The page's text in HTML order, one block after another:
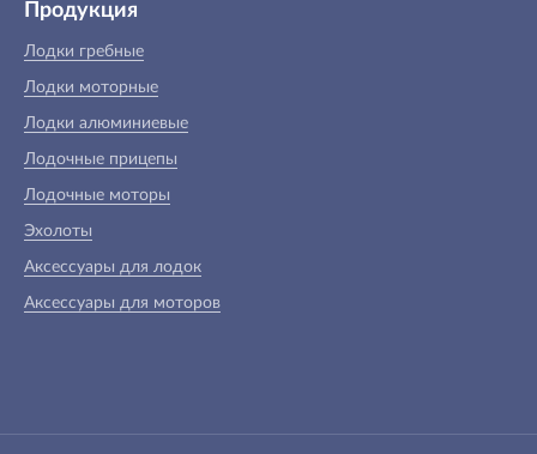
Продукция
Лодки гребные
Лодки моторные
Лодки алюминиевые
Лодочные прицепы
Лодочные моторы
Эхолоты
Аксессуары для лодок
Аксессуары для моторов